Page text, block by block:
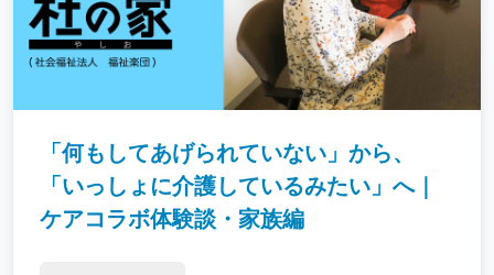
「何もしてあげられていない」から、
「いっしょに介護しているみたい」へ｜
ケアコラボ体験談・家族編